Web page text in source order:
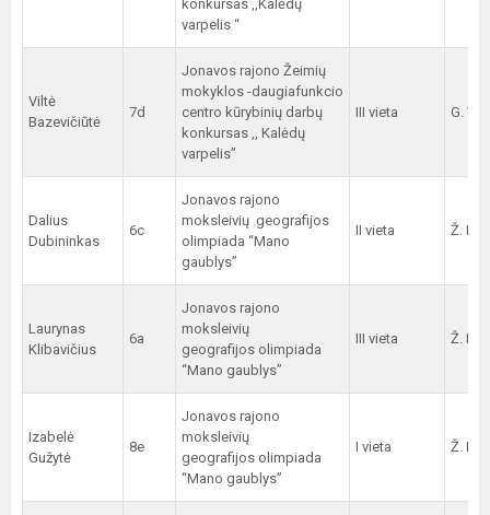
konkursas ,,Kalėdų
varpelis “
Viltė
Bazevičiūtė
7d
Jonavos rajono Žeimių
mokyklos -daugiafunkcio
centro kūrybinių darbų
konkursas ,, Kalėdų
varpelis”
III vieta G.
Dalius
Dubininkas
6c
Jonavos rajono
moksleivių geografijos
olimpiada “Mano
gaublys”
II vieta Ž.
Laurynas
Klibavičius
6a
Jonavos rajono
moksleivių
geografijos olimpiada
“Mano gaublys”
III vieta Ž.
Izabelė
Gužytė
8e
Jonavos rajono
moksleivių
geografijos olimpiada
“Mano gaublys”
I vieta Ž.